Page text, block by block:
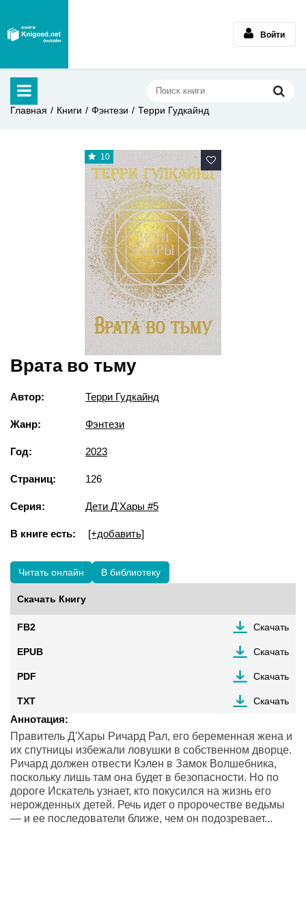
Войти
Главная Книги Фэнтези Терри Гудкайнд
10
Врата во тьму
Автор: Терри Гудкайнд
Жанр: Фэнтези
Год: 2023
Страниц: 126
Серия: Дети Д'Хары #5
В книге есть: [+добавить]
Читать онлайн В библиотеку
Скачать Книгу
FB2 Скачать
EPUB Скачать
PDF Скачать
TXT Скачать
Аннотация:
Правитель Д'Хары Ричард Рал, его беременная жена и
их спутницы избежали ловушки в собственном дворце.
Ричард должен отвести Кэлен в Замок Волшебника,
поскольку лишь там она будет в безопасности. Но по
дороге Искатель узнает, кто покусился на жизнь его
нерожденных детей. Речь идет о пророчестве ведьмы
— и ее последователи ближе, чем он подозревает...